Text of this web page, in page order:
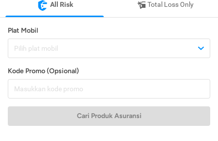
All Risk Total Loss Only
Plat Mobil
Pilih plat mobil
Kode Promo (Opsional)
Cari Produk Asuransi